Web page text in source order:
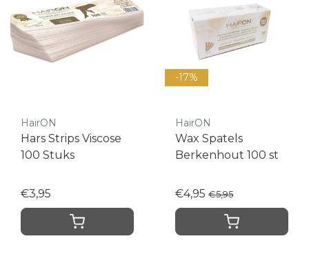
HairON
Hars Strips Viscose
100 Stuks
€3,95
-17%
HairON
Wax Spatels
Berkenhout 100 st
€4,95 €5,95